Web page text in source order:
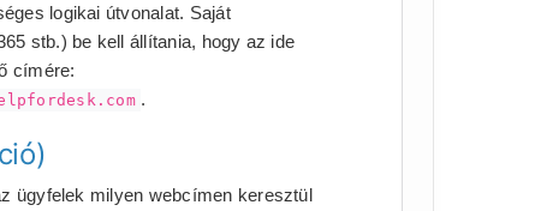
logikai útvonalat. Saját
stb.) be kell állítania, hogy az ide
címére:
.
ügyfelek milyen webcímen keresztül